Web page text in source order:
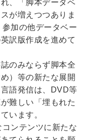
、「脚本データベ
が増えつつありま
参加の他データベー
訳版作成を進めて
のみならず脚本全
）等の新たな展開
語発信は、DVD等
難しい「埋もれた
います。
ンテンツに新たな